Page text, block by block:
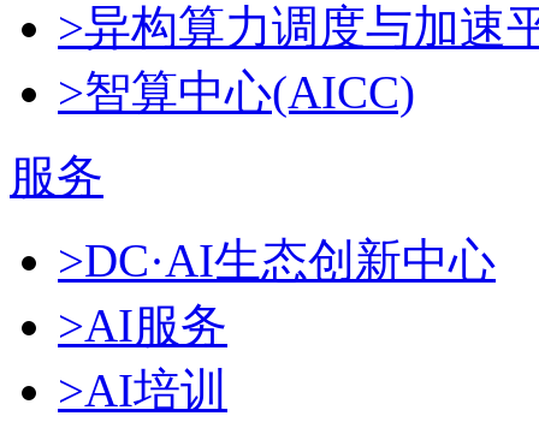
>异构算力调度与加速
>智算中心(AICC)
服务
>DC·AI生态创新中心
>AI服务
>AI培训